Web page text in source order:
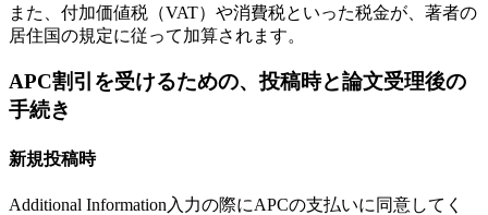
また、付加価値税（VAT）や消費税といった税金が、著者の
居住国の規定に従って加算されます。
APC割引を受けるための、投稿時と論文受理後の
手続き
新規投稿時
Additional Information 入力の際にAPCの支払いに同意してく